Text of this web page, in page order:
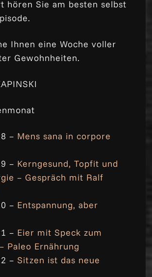
hören Sie am besten selbst
Ihnen eine Woche voller
Gewohnheiten.
– Mens sana in corpore
– Kerngesund, Topfit und
– Gespräch mit Ralf
– Entspannung, aber
– Eier mit Speck zum
Paleo Ernährung
– Sitzen ist das neue